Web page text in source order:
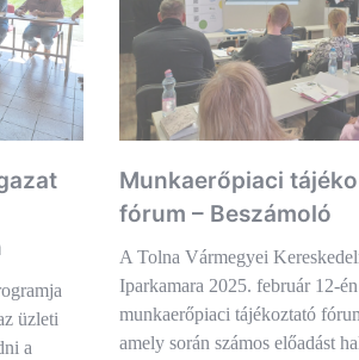
üzleti
a
Munkaerőpiaci
fórum – Beszámoló
A Tolna Vármegyei
Iparkamara 2025. február 12-én
munkaerőpiaci tájékoztató
amely során számos előadást